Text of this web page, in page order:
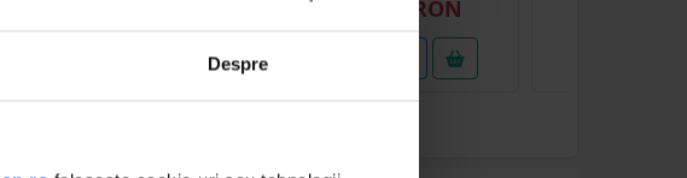
Despre
2.50 RON